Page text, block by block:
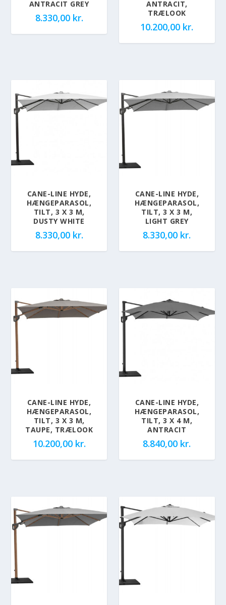
ANTRACIT GREY
8.330,00 kr.
ANTRACIT,
TRÆLOOK
10.200,00 kr.
CANE-LINE HYDE,
HÆNGEPARASOL,
TILT, 3 X 3 M,
DUSTY WHITE
8.330,00 kr.
CANE-LINE HYDE,
HÆNGEPARASOL,
TILT, 3 X 3 M,
LIGHT GREY
8.330,00 kr.
CANE-LINE HYDE,
HÆNGEPARASOL,
TILT, 3 X 3 M,
TAUPE, TRÆLOOK
10.200,00 kr.
CANE-LINE HYDE,
HÆNGEPARASOL,
TILT, 3 X 4 M,
ANTRACIT
8.840,00 kr.